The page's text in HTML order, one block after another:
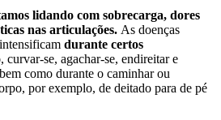
lidando com sobrecarga, dores
nas articulações. As doenças
durante certos
curvar-se, agachar-se, endireitar e
como durante o caminhar ou
por exemplo, de deitado para de pé